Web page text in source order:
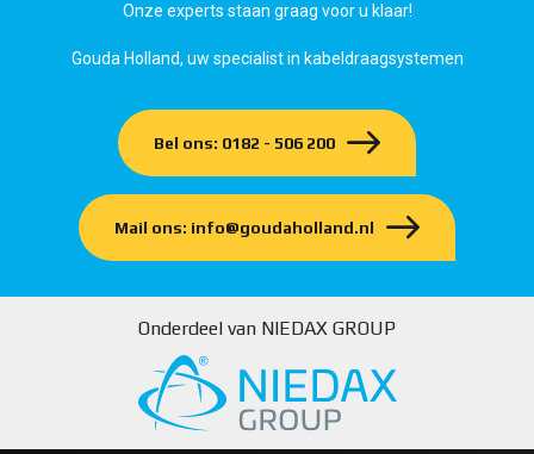
Onze experts staan graag voor u klaar!
Gouda Holland, uw specialist in kabeldraagsystemen
Bel ons: 0182 - 506 200
Mail ons: info@goudaholland.nl
Onderdeel van NIEDAX GROUP